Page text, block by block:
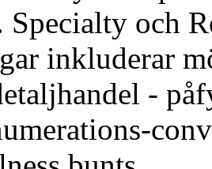
Specialty och
inkluderar
-